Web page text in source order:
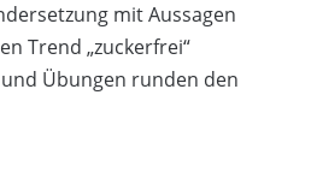
mit Aussagen
Trend „zuckerfrei“
Übungen runden den